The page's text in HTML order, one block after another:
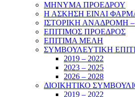
ΜΗΝΥΜΑ ΠΡΟΕΔΡΟΥ
Η ΑΣΚΗΣΗ ΕΙΝΑΙ
ΙΣΤΟΡΙΚΗ ΑΝΑΔΡΟΜΗ
ΕΠΙΤΙΜΟΣ ΠΡΟΕΔΡΟΣ
ΕΠΙΤΙΜΑ ΜΕΛΗ
ΣΥΜΒΟΥΛΕΥΤΙΚΗ
2019 – 2022
2023 – 2025
2026 – 2028
ΔΙΟΙΚΗΤΙΚΟ
2019 – 2022